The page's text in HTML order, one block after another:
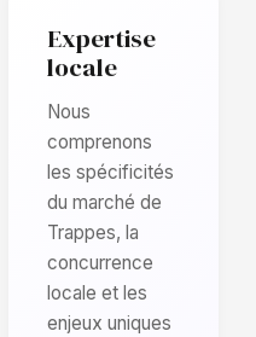
Expertise
locale
Nous
comprenons
les spécificités
du marché de
Trappes, la
concurrence
locale et les
enjeux uniques